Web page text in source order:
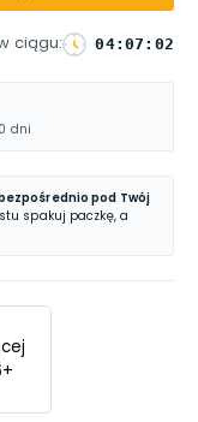
ciągu: 04: 07 : 01
dni
pod Twój
spakuj paczkę, a
+